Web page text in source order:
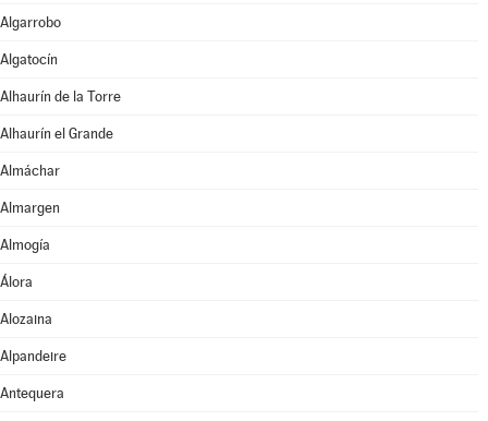
Algarrobo
Algatocín
Alhaurín de la Torre
Alhaurín el Grande
Almáchar
Almargen
Almogía
Álora
Alozaina
Alpandeire
Antequera